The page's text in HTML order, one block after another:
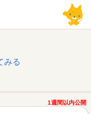
みる
1週間以内公開